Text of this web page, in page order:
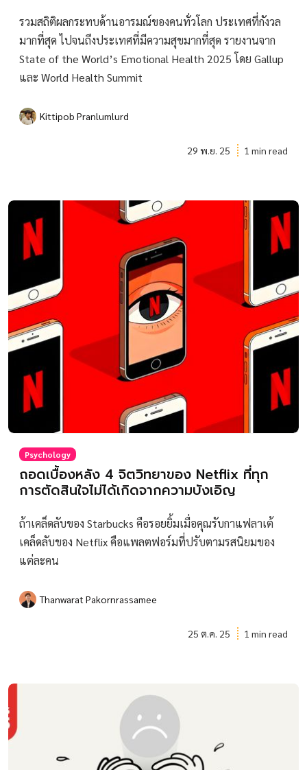
รวมสถิติผลกระทบด้านอารมณ์ของคนทั่วโลก ประเทศที่กังวล
มากที่สุด ไปจนถึงประเทศที่มีความสุขมากที่สุด รายงานจาก
State of the World’s Emotional Health 2025 โดย Gallup
และ World Health Summit
Kittipob Pranlumlurd
29 พ.ย. 25 1 min read
Psychology
ถอดเบื้องหลัง 4 จิตวิทยาของ Netflix ที่ทุก
การตัดสินใจไม่ได้เกิดจากความบังเอิญ
ถ้าเคล็ดลับของ Starbucks คือรอยยิ้มเมื่อคุณรับกาแฟลาเต้
เคล็ดลับของ Netflix คือแพลตฟอร์มที่ปรับตามรสนิยมของ
แต่ละคน
Thanwarat Pakornrassamee
25 ต.ค. 25 1 min read